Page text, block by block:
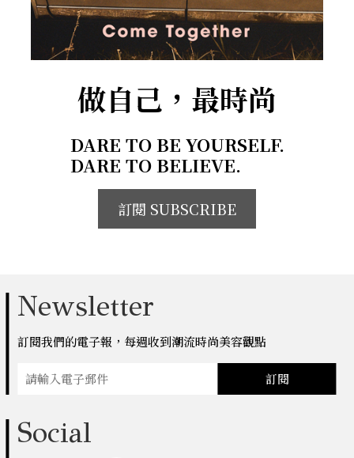
做自己，最時尚
DARE TO BE YOURSELF.
DARE TO BELIEVE.
訂閱 SUBSCRIBE
Newsletter
訂閱我們的電子報，每週收到潮流時尚美容觀點
訂閱
Social